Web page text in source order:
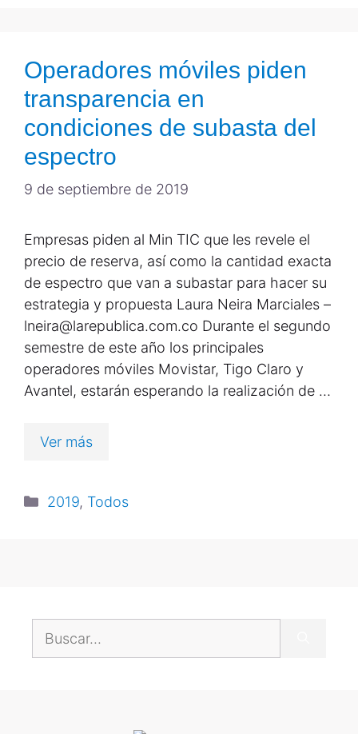
Operadores móviles piden
transparencia en
condiciones de subasta del
espectro
9 de septiembre de 2019
Empresas piden al Min TIC que les revele el
precio de reserva, así como la cantidad exacta
de espectro que van a subastar para hacer su
estrategia y propuesta Laura Neira Marciales –
lneira@larepublica.com.co Durante el segundo
semestre de este año los principales
operadores móviles Movistar, Tigo Claro y
Avantel, estarán esperando la realización de …
Ver más
2019, Todos